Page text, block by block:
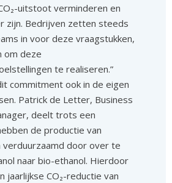
uitstoot verminderen en
zijn. Bedrijven zetten steeds
in voor deze vraagstukken,
om deze
te realiseren.”
commitment ook in de eigen
Patrick de Letter, Business
deelt trots een
de productie van
verduurzaamd door over te
naar bio-ethanol. Hierdoor
jaarlijkse CO₂-reductie van